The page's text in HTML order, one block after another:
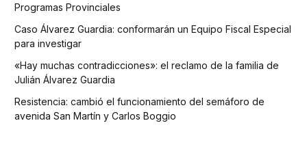
Programas Provinciales
Caso Álvarez Guardia: conformarán un Equipo Fiscal Especial
para investigar
«Hay muchas contradicciones»: el reclamo de la familia de
Julián Álvarez Guardia
Resistencia: cambió el funcionamiento del semáforo de
avenida San Martín y Carlos Boggio